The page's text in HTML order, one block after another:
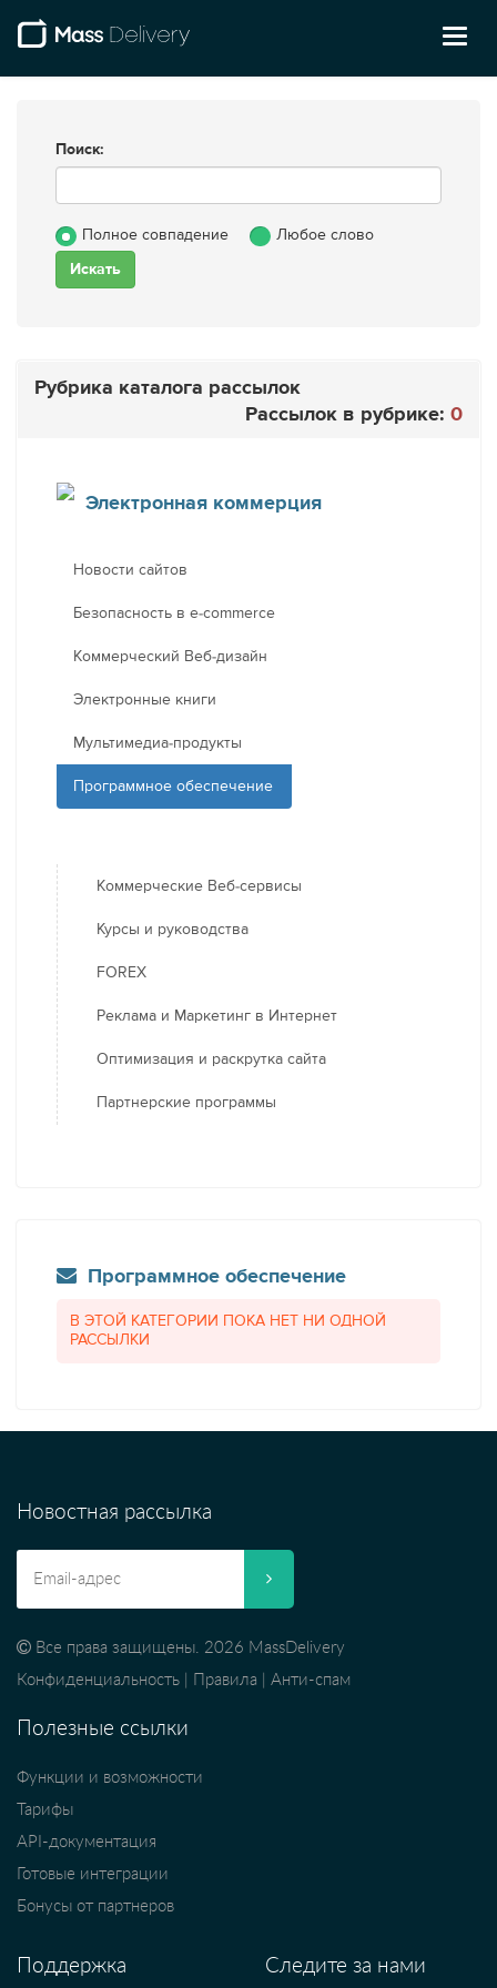
Поиск:
Полное совпадение Любое слово
Рубрика каталога рассылок
Рассылок в рубрике: 0
Электронная коммерция
Новости сайтов
Безопасность в e-commerce
Коммерческий Веб-дизайн
Электронные книги
Мультимедиа-продукты
Программное обеспечение
Коммерческие Веб-сервисы
Курсы и руководства
FOREX
Реклама и Маркетинг в Интернет
Оптимизация и раскрутка сайта
Партнерские программы
Программное обеспечение
В ЭТОЙ КАТЕГОРИИ ПОКА НЕТ НИ ОДНОЙ
РАССЫЛКИ
Новостная рассылка
Все права защищены. 2026 MassDelivery
Конфиденциальность
Правила Анти-спам
Полезные ссылки
Функции и возможности
Тарифы
API-документация
Готовые интеграции
Бонусы от партнеров
Поддержка Следите за нами